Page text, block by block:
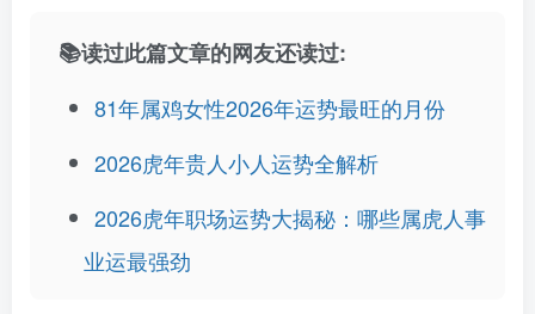
📚读过此篇文章的网友还读过:
81年属鸡女性2026年运势最旺的月份
2026虎年贵人小人运势全解析
2026虎年职场运势大揭秘：哪些属虎人事
业运最强劲